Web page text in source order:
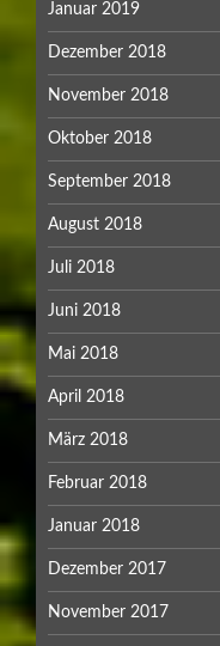
Januar 2019
Dezember 2018
November 2018
Oktober 2018
September 2018
August 2018
Juli 2018
Juni 2018
Mai 2018
April 2018
März 2018
Februar 2018
Januar 2018
Dezember 2017
November 2017